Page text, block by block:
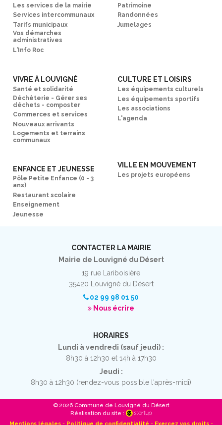
Les services de la mairie
Services intercommunaux
Tarifs municipaux
Vos démarches
administratives
L'Info Roc
Patrimoine
Randonnées
Jumelages
VIVRE À LOUVIGNÉ
Santé et solidarité
Déchèterie - Gérer ses
déchets - composter
Commerces et services
Nouveaux arrivants
Logements et terrains
communaux
CULTURE ET LOISIRS
Les équipements culturels
Les équipements sportifs
Les associations
L'agenda
ENFANCE ET JEUNESSE
Pôle Petite Enfance (0 - 3
ans)
Restaurant scolaire
Enseignement
Jeunesse
VILLE EN MOUVEMENT
Les projets européens
CONTACTER LA MAIRIE
Mairie de Louvigné du Désert
19 rue Lariboisière
35420 Louvigné du Désert
02 99 98 01 50
Nous écrire
HORAIRES
Lundi à vendredi (sauf jeudi) :
8h30 à 12h30 et 14h à 17h30
Jeudi :
8h30 à 12h30 (rendez-vous possible l'après-midi)
© 2026 Commune de Louvigné du Désert
Réalisation du site :
Mentions légales- Politique de confidentialité - Exercez vos droits-